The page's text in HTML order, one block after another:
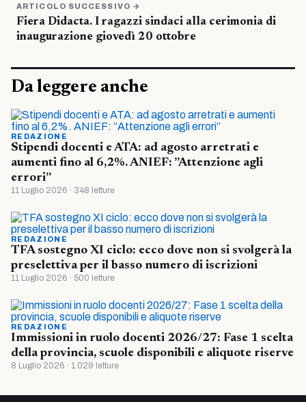
ARTICOLO SUCCESSIVO →
Fiera Didacta. I ragazzi sindaci alla cerimonia di
inaugurazione giovedì 20 ottobre
Da leggere anche
REDAZIONE
Stipendi docenti e ATA: ad agosto arretrati e
aumenti fino al 6,2%. ANIEF: ”Attenzione agli
errori”
11 Luglio 2026 · 348 letture
REDAZIONE
TFA sostegno XI ciclo: ecco dove non si svolgerà la
preselettiva per il basso numero di iscrizioni
11 Luglio 2026 · 500 letture
REDAZIONE
Immissioni in ruolo docenti 2026/27: Fase 1 scelta
della provincia, scuole disponibili e aliquote riserve
8 Luglio 2026 · 1.029 letture